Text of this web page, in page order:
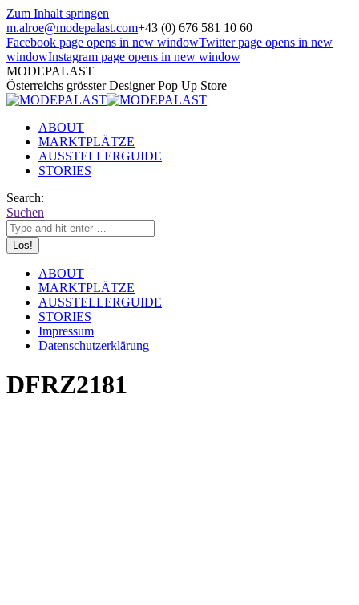
Zum Inhalt springen
m.alroe@modepalast.com+43 (0) 676 581 10 60
Facebook page opens in new windowTwitter page opens in new
windowInstagram page opens in new window
MODEPALAST
Österreichs grösster Designer Pop Up Store
ABOUT
MARKTPLÄTZE
AUSSTELLERGUIDE
STORIES
Search:
Suchen
ABOUT
MARKTPLÄTZE
AUSSTELLERGUIDE
STORIES
Impressum
Datenschutzerklärung
DFRZ2181